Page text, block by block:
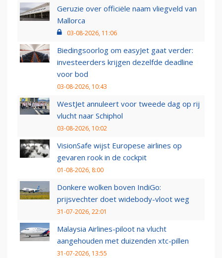
Geruzie over officiële naam vliegveld van
Mallorca
03-08-2026, 11:06
Biedingsoorlog om easyJet gaat verder:
investeerders krijgen dezelfde deadline
voor bod
03-08-2026, 10:43
WestJet annuleert voor tweede dag op rij
vlucht naar Schiphol
03-08-2026, 10:02
VisionSafe wijst Europese airlines op
gevaren rook in de cockpit
01-08-2026, 8:00
Donkere wolken boven IndiGo:
prijsvechter doet widebody-vloot weg
31-07-2026, 22:01
Malaysia Airlines-piloot na vlucht
aangehouden met duizenden xtc-pillen
31-07-2026, 13:55